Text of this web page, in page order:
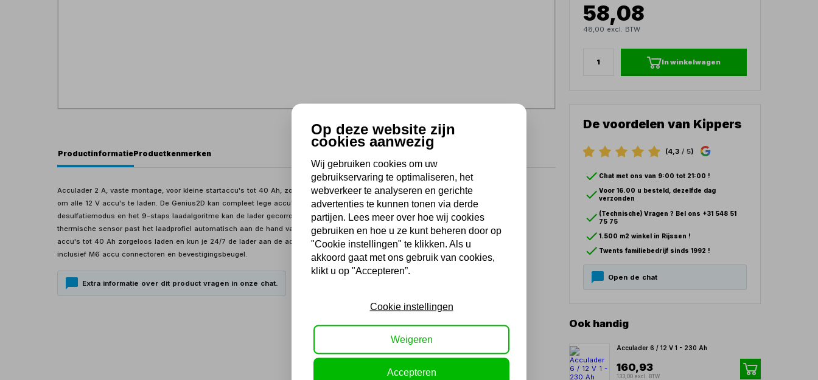
ProductinformatieProductkenmerken
Acculader 2 A, vaste montage, voor kleine startaccu's tot 40 Ah, zoals voor motorfietsen en andere kleine voertuigen. Geschikt
om alle 12 V accu's te laden. De Genius2D kan compleet lege accu's opladen door de Force-modus. Door de ingebouwde
desulfatiemodus en het 9-staps laadalgoritme kan de lader gecorrodeerde accu's automatisch repareren. De geïntegreerde
thermische sensor past het laadprofiel automatisch aan de hand van de omgevingstemperatuur. Met deze acculader kun je alle
accu's tot 40 Ah zorgeloos laden en kun je 24/7 de lader aan de accu laten zonder dat deze overbelast raakt. Wordt geleverd
inclusief M6 accu connectoren en bevestigingsbeugel.
Extra informatie over dit product vragen in onze chat.
58,08
48,00 excl. BTW
In winkelwagen
De voordelen van Kippers
(4,3 / 5)
Chat met ons van 9:00 tot 21:00 !
Voor 16.00 u besteld, dezelfde dag
verzonden
(Technische) Vragen ? Bel ons +31 548 51
75 75
1.500 m2 winkel in Rijssen !
Twents familiebedrijf sinds 1992 !
Open de chat
Ook handig
Acculader 6 / 12 V 1 - 230 Ah
160,93
133,00 excl. BTW
Op deze website zijn
cookies aanwezig
Wij gebruiken cookies om uw
gebruikservaring te optimaliseren, het
webverkeer te analyseren en gerichte
advertenties te kunnen tonen via derde
partijen. Lees meer over hoe wij cookies
gebruiken en hoe u ze kunt beheren door op
"Cookie instellingen" te klikken. Als u
akkoord gaat met ons gebruik van cookies,
klikt u op "Accepteren”.
Cookie instellingen
Weigeren
Accepteren